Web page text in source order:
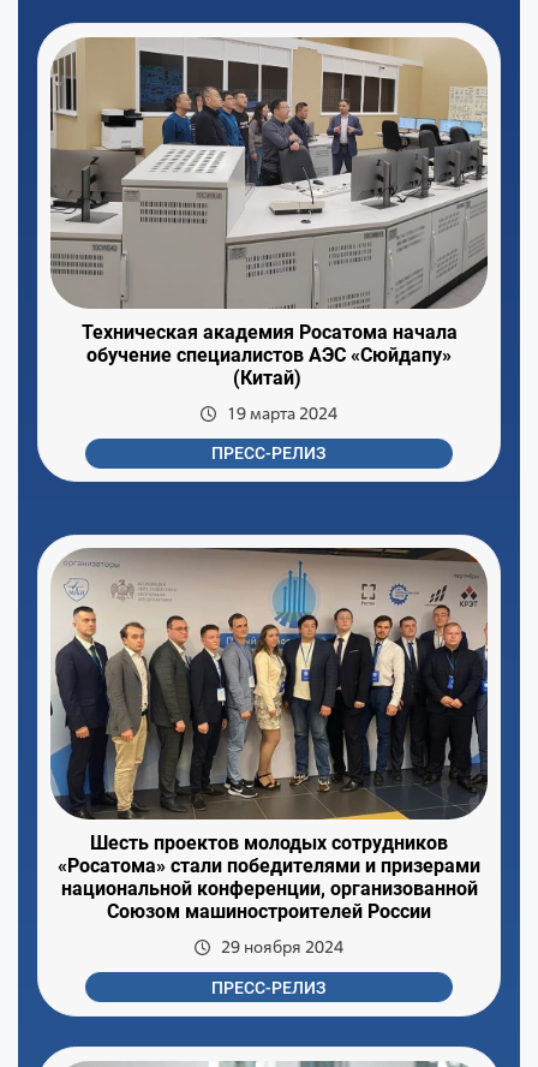
Техническая академия Росатома начала
обучение специалистов АЭС «Сюйдапу»
(Китай)
19 марта 2024
ПРЕСС-РЕЛИЗ
Шесть проектов молодых сотрудников
«Росатома» стали победителями и призерами
национальной конференции, организованной
Союзом машиностроителей России
29 ноября 2024
ПРЕСС-РЕЛИЗ